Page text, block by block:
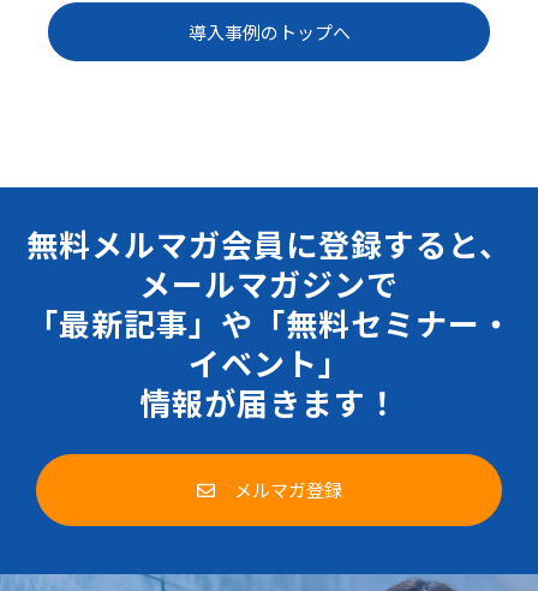
導入事例のトップへ
無料メルマガ会員に登録すると、
メールマガジンで
「最新記事」や「無料セミナー・
イベント」
情報が届きます！
メルマガ登録